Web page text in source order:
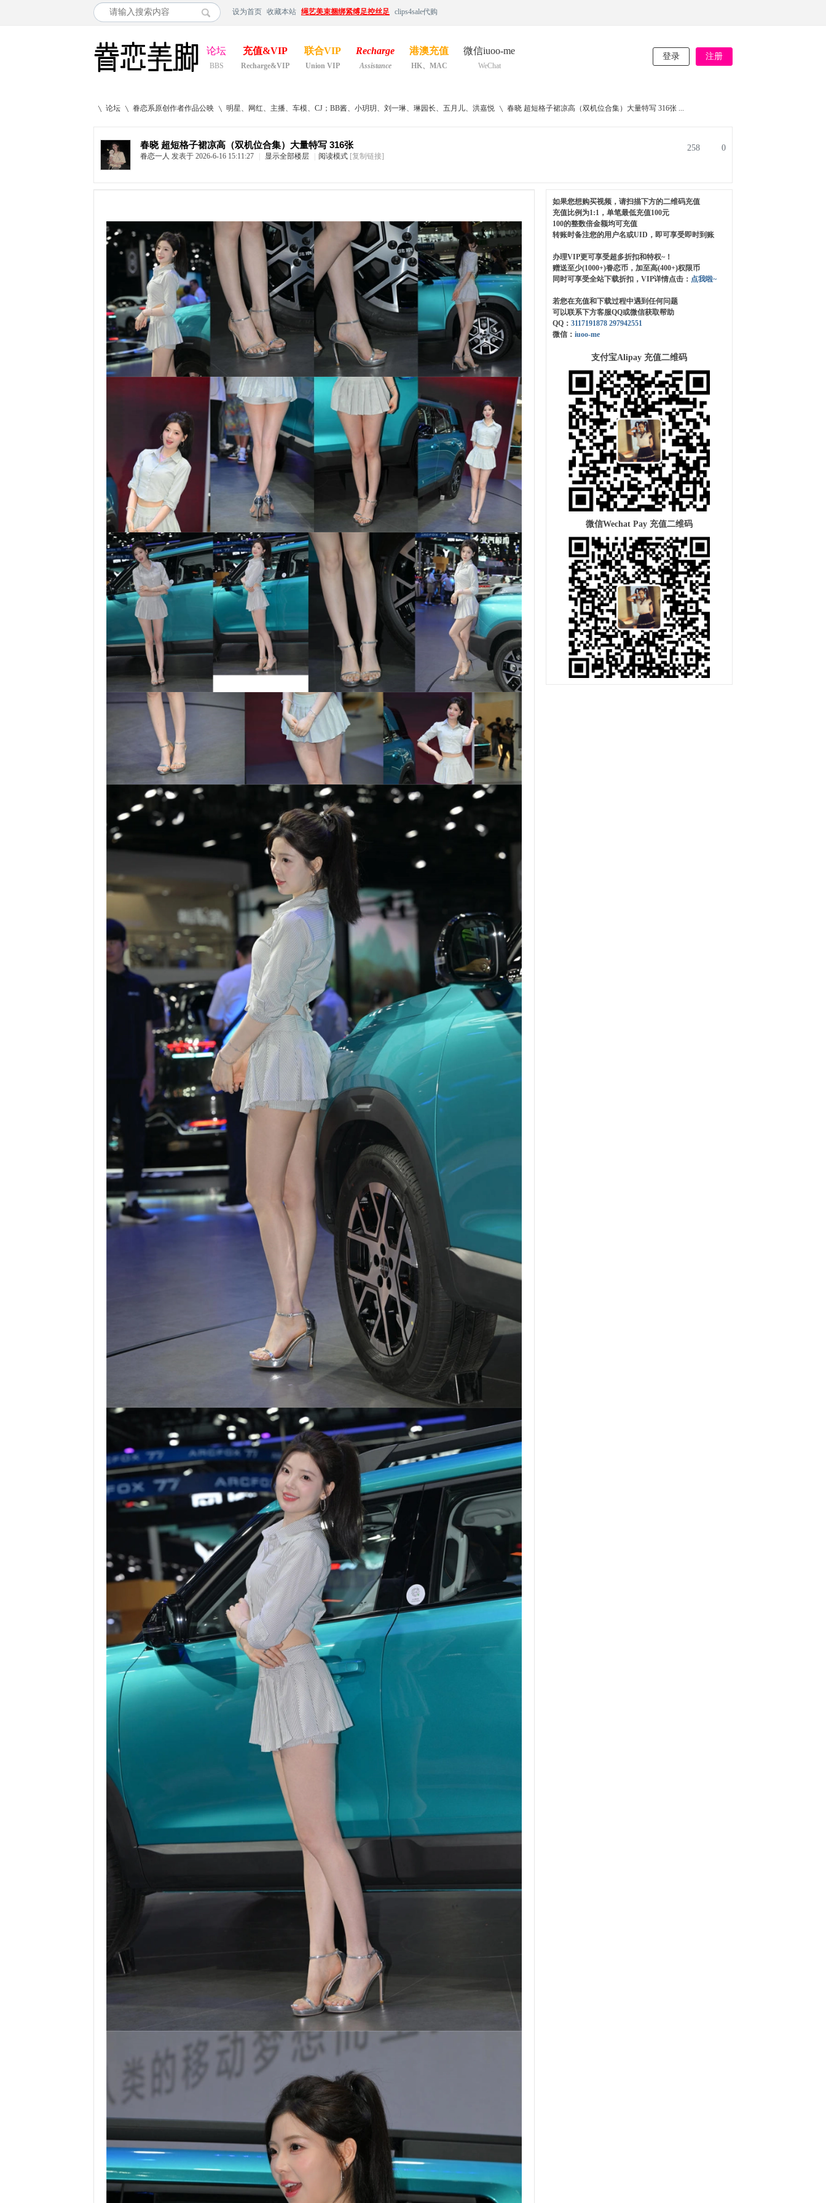
设为首页 收藏本站 绳艺美束捆绑紧缚足控丝足 clips4sale代购
论坛
BBS
充值&VIP
Recharge&VIP
联合VIP
Union VIP
Recharge
Assistance
港澳充值
HK、MAC
微信iuoo-me
WeChat
登录 注册
论坛
›
眷恋系原创作者作品公映
›
明星、网红、主播、车模、CJ；BB酱、小玥玥、刘一琳、琳园长、五月儿、洪嘉悦 春晓 超短格子裙凉高（双机位合集）大量特写 316张 ...
春晓 超短格子裙凉高（双机位合集）大量特写 316张
眷恋一人 发表于 2026-6-16 15:11:27 显示全部楼层 阅读模式 [复制链接]
0
258
如果您想购买视频，请扫描下方的二维码充值
充值比例为1:1，单笔最低充值100元
100的整数倍金额均可充值
转账时备注您的用户名或UID，即可享受即时到账
办理VIP更可享受超多折扣和特权~！
赠送至少(1000+)眷恋币，加至高(400+)权限币
同时可享受全站下载折扣，VIP详情点击： 点我啦~
若您在充值和下载过程中遇到任何问题
可以联系下方客服QQ或微信获取帮助
QQ： 3117191878 297942551
微信： iuoo-me
支付宝Alipay 充值二维码
微信Wechat Pay 充值二维码